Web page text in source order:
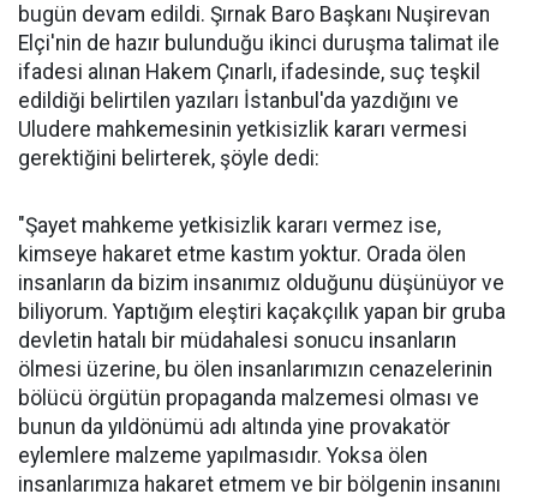
bugün devam edildi. Şırnak Baro Başkanı Nuşirevan
Elçi'nin de hazır bulunduğu ikinci duruşma talimat ile
ifadesi alınan Hakem Çınarlı, ifadesinde, suç teşkil
edildiği belirtilen yazıları İstanbul'da yazdığını ve
Uludere mahkemesinin yetkisizlik kararı vermesi
gerektiğini belirterek, şöyle dedi:
"Şayet mahkeme yetkisizlik kararı vermez ise,
kimseye hakaret etme kastım yoktur. Orada ölen
insanların da bizim insanımız olduğunu düşünüyor ve
biliyorum. Yaptığım eleştiri kaçakçılık yapan bir gruba
devletin hatalı bir müdahalesi sonucu insanların
ölmesi üzerine, bu ölen insanlarımızın cenazelerinin
bölücü örgütün propaganda malzemesi olması ve
bunun da yıldönümü adı altında yine provakatör
eylemlere malzeme yapılmasıdır. Yoksa ölen
insanlarımıza hakaret etmem ve bir bölgenin insanını